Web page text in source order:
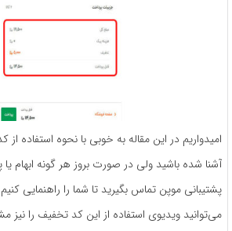
امیدواریم در این مقاله به خوبی با نحوه استفاده
آشنا شده باشید ولی در صورت بروز هر گونه ابهام
پشتیبانی موپن تماس بگیرید تا شما را راهنمایی
می‌توانید ویدیوی استفاده از این کد تخفیف را نیز